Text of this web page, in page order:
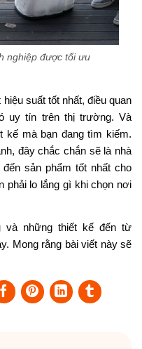
nghiệp được tối ưu
suất tốt nhất, điều quan
uy tín trên thị trường. Và
kế mà bạn đang tìm kiếm.
đây chắc chắn sẽ là nhà
sản phẩm tốt nhất cho
phải lo lắng gì khi chọn nơi
những thiết kế đến từ
. Mong rằng bài viết này sẽ